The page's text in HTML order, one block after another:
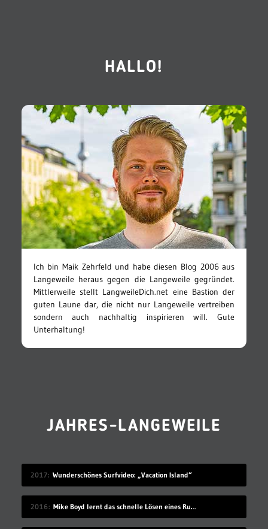
HALLO!
Ich bin Maik Zehrfeld und habe diesen Blog 2006 aus
Langeweile heraus gegen die Langeweile gegründet.
Mittlerweile stellt LangweileDich.net eine Bastion der
guten Laune dar, die nicht nur Langeweile vertreiben
sondern auch nachhaltig inspirieren will. Gute
Unterhaltung!
JAHRES-LANGEWEILE
2017 Wunderschönes Surfvideo: „Vacation Island“
2016 Mike Boyd lernt das schnelle Lösen eines Rubik’s Cube